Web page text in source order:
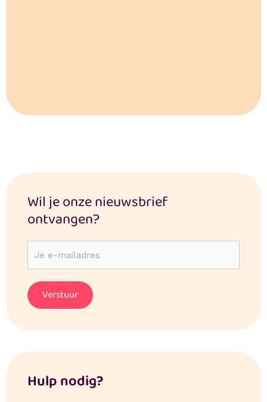
Wil je onze nieuwsbrief
ontvangen?
Hulp nodig?